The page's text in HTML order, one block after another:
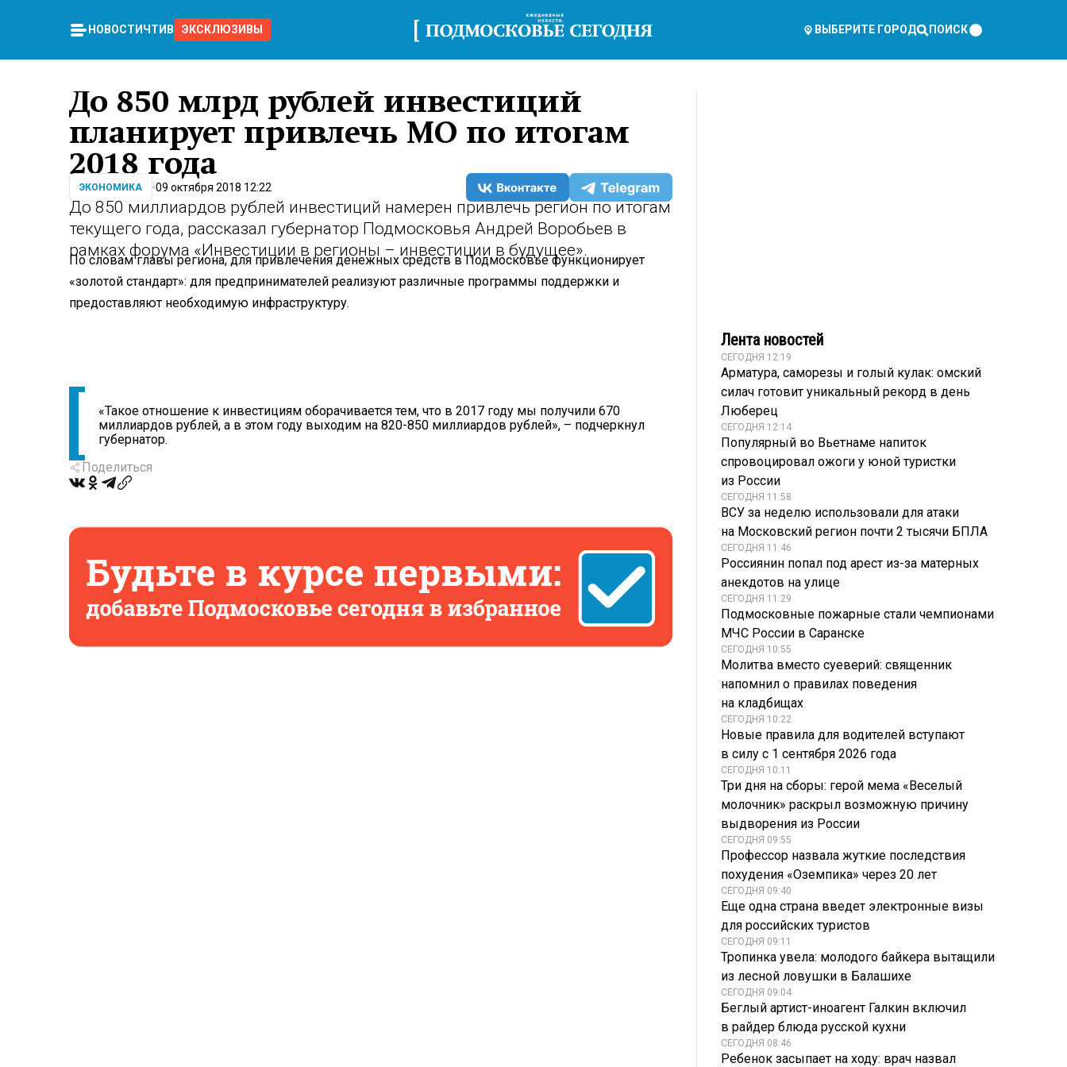
НОВОСТИ ЧТИВО ЭКСКЛЮЗИВЫ ВЫБЕРИТЕ ГОРОД ПОИСК
До 850 млрд рублей инвестиций
планирует привлечь МО по итогам
2018 года
ЭКОНОМИКА 09 октября 2018 12:22
До 850 миллиардов рублей инвестиций намерен привлечь регион по итогам
текущего года, рассказал губернатор Подмосковья Андрей Воробьев в
рамках форума «Инвестиции в регионы – инвестиции в будущее».
По словам главы региона, для привлечения денежных средств в Подмосковье функционирует
«золотой стандарт»: для предпринимателей реализуют различные программы поддержки и
предоставляют необходимую инфраструктуру.
«Такое отношение к инвестициям оборачивается тем, что в 2017 году мы получили 670
миллиардов рублей, а в этом году выходим на 820-850 миллиардов рублей», – подчеркнул
губернатор.
Поделиться
Лента новостей
СЕГОДНЯ 12:19
Арматура, саморезы и голый кулак: омский
силач готовит уникальный рекорд в день
Люберец
СЕГОДНЯ 12:14
Популярный во Вьетнаме напиток
спровоцировал ожоги у юной туристки
из России
СЕГОДНЯ 11:58
ВСУ за неделю использовали для атаки
на Московский регион почти 2 тысячи БПЛА
СЕГОДНЯ 11:46
Россиянин попал под арест из-за матерных
анекдотов на улице
СЕГОДНЯ 11:29
Подмосковные пожарные стали чемпионами
МЧС России в Саранске
СЕГОДНЯ 10:55
Молитва вместо суеверий: священник
напомнил о правилах поведения
на кладбищах
СЕГОДНЯ 10:22
Новые правила для водителей вступают
в силу с 1 сентября 2026 года
СЕГОДНЯ 10:11
Три дня на сборы: герой мема «Веселый
молочник» раскрыл возможную причину
выдворения из России
СЕГОДНЯ 09:55
Профессор назвала жуткие последствия
похудения «Оземпика» через 20 лет
СЕГОДНЯ 09:40
Еще одна страна введет электронные визы
для российских туристов
СЕГОДНЯ 09:11
Тропинка увела: молодого байкера вытащили
из лесной ловушки в Балашихе
СЕГОДНЯ 09:04
Беглый артист-иноагент Галкин включил
в райдер блюда русской кухни
СЕГОДНЯ 08:46
Ребенок засыпает на ходу: врач назвал